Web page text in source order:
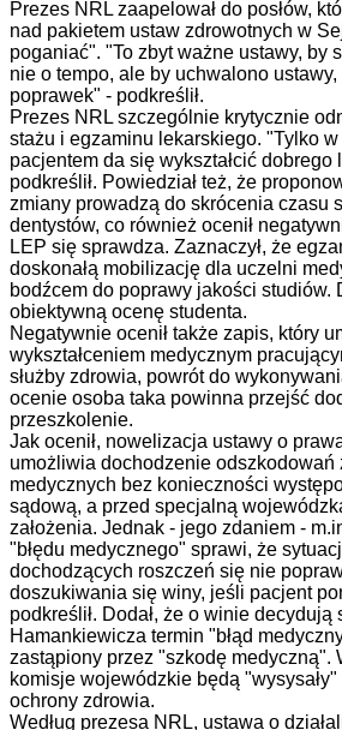
Prezes NRL zaapelował do posłów,
nad pakietem ustaw zdrowotnych w
poganiać". "To zbyt ważne ustawy, by
nie o tempo, ale by uchwalono
poprawek" - podkreślił.
Prezes NRL szczególnie krytycznie
stażu i egzaminu lekarskiego. "Tylko
pacjentem da się wykształcić dobrego
podkreślił. Powiedział też, że
zmiany prowadzą do skrócenia czasu
dentystów, co również ocenił
LEP się sprawdza. Zaznaczył, że
doskonałą mobilizację dla uczelni
bodźcem do poprawy jakości studiów.
obiektywną ocenę studenta.
Negatywnie ocenił także zapis, który
wykształceniem medycznym
służby zdrowia, powrót do
ocenie osoba taka powinna przejść
przeszkolenie.
Jak ocenił, nowelizacja ustawy o
umożliwia dochodzenie odszkodowań
medycznych bez konieczności
sądową, a przed specjalną
założenia. Jednak - jego zdaniem -
"błędu medycznego" sprawi, że
dochodzących roszczeń się nie
doszukiwania się winy, jeśli pacjent
podkreślił. Dodał, że o winie decydują
Hamankiewicza termin "błąd
zastąpiony przez "szkodę medyczną".
komisje wojewódzkie będą
ochrony zdrowia.
Według prezesa NRL, ustawa o